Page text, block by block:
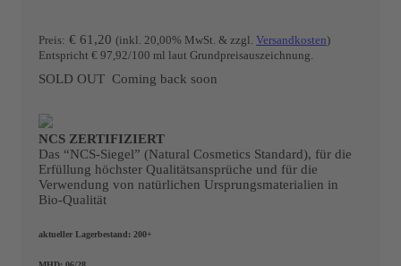
Preis: € 61,20 (inkl. 20,00% MwSt. & zzgl. Versandkosten)
Entspricht € 97,92/100 ml laut Grundpreisauszeichnung.
SOLD OUT Coming back soon
NCS ZERTIFIZIERT
Das “NCS-Siegel” (Natural Cosmetics Standard), für die
Erfüllung höchster Qualitätsansprüche und für die
Verwendung von natürlichen Ursprungsmaterialien in
Bio-Qualität
aktueller Lagerbestand: 200+